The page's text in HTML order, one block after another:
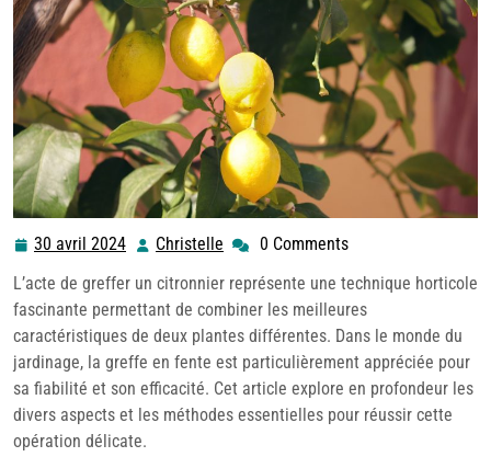
30 avril 2024 30 Christelle Christelle0 Comments
L’acte de greffer un citronnier représente une technique horticole
fascinante permettant de combiner les meilleures
caractéristiques de deux plantes différentes. Dans le monde du
jardinage, la greffe en fente est particulièrement appréciée pour
sa fiabilité et son efficacité. Cet article explore en profondeur les
divers aspects et les méthodes essentielles pour réussir cette
opération délicate.